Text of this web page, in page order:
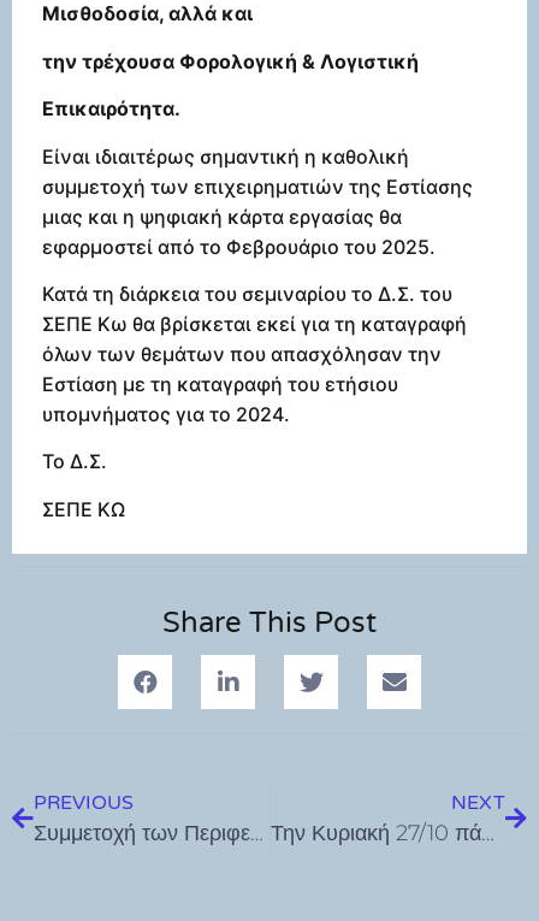
Μισθοδοσία, αλλά και
την τρέχουσα Φορολογική & Λογιστική
Επικαιρότητα.
Είναι ιδιαιτέρως σημαντική η καθολική
συμμετοχή των επιχειρηματιών της Εστίασης
μιας και η ψηφιακή κάρτα εργασίας θα
εφαρμοστεί από το Φεβρουάριο του 2025.
Κατά τη διάρκεια του σεμιναρίου το Δ.Σ. του
ΣΕΠΕ Κω θα βρίσκεται εκεί για τη καταγραφή
όλων των θεμάτων που απασχόλησαν την
Εστίαση με τη καταγραφή του ετήσιου
υπομνήματος για το 2024.
Το Δ.Σ.
ΣΕΠΕ ΚΩ
Share This Post
PREVIOUS
Συμμετοχή των Περιφερειακών Τμημάτων Κω και Ρόδου του Ε.Ε.Σ. στην Ιπποκρατική Εβδομάδα στην Κω
NEXT
Την Κυριακή 27/10 πάμε περίπατο με θετική ενέργεια